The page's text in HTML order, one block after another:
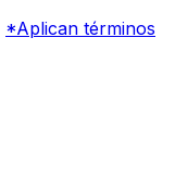
*Aplican términos